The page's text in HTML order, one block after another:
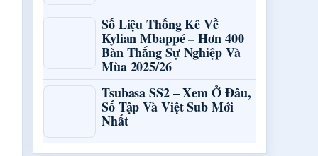
Số Liệu Thống Kê Về
Kylian Mbappé – Hơn 400
Bàn Thắng Sự Nghiệp Và
Mùa 2025/26
Tsubasa SS2 – Xem Ở Đâu,
Số Tập Và Việt Sub Mới
Nhất